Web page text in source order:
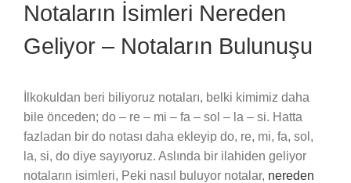
Notaların İsimleri Nereden
Geliyor – Notaların Bulunuşu
İlkokuldan beri biliyoruz notaları, belki kimimiz daha
bile önceden; do – re – mi – fa – sol – la – si. Hatta
fazladan bir do notası daha ekleyip do, re, mi, fa, sol,
la, si, do diye sayıyoruz. Aslında bir ilahiden geliyor
notaların isimleri, Peki nasıl buluyor notalar, nereden